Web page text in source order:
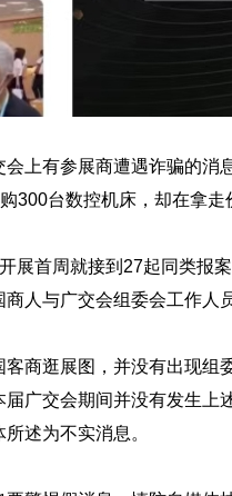
上有参展商遭遇诈骗的消
300台数控机床，却在拿走
展首周就接到27起同类报
人与广交会组委会工作人
商逛展图，并没有出现组
广交会期间并没有发生上
述为不实消息。